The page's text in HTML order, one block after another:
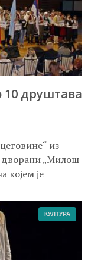
10 друштава
из
дворани „Милош
којем је
КУЛТУРА